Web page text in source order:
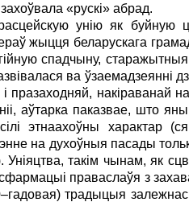
«рускі» абрад.
унію як
жыцця беларускага
спадчыну,
ва
празаходняй, накіраванай
аўтарка паказвае, што
этнаахоўны характар
на духоўныя пасады
Уніяцтва, такім чынам, як
праваслаўя з
традыцыя